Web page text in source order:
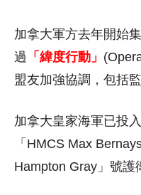
加拿大軍方去年開始
過 「緯度行動」
盟友加強協調，包括
加拿大皇家海軍已投
「HMCS Max
Hampton Gray」號護